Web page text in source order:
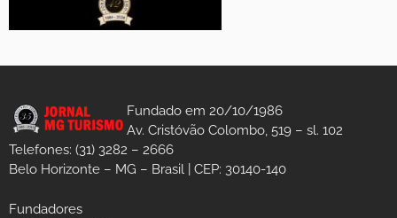
Fundado em 20/10/1986
Av. Cristóvão Colombo, 519 – sl. 102
Telefones: (31) 3282 – 2666
Belo Horizonte – MG – Brasil | CEP: 30140-140
Fundadores